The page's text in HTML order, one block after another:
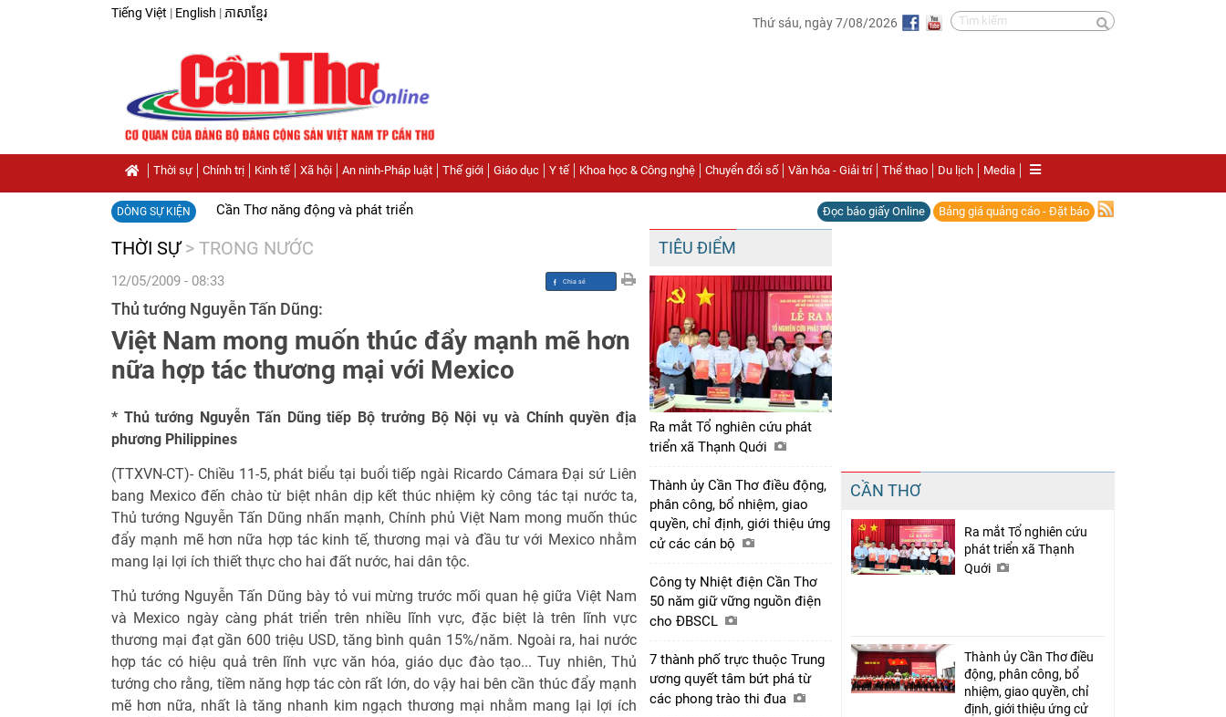
Tiếng Việt | English | ភាសាខ្មែរ
Thứ sáu, ngày 7/08/2026
Thời sự Chính trị Kinh tế Xã hội An ninh-Pháp luật Thế giới Giáo dục Y tế Khoa học & Công nghệ Chuyển đổi số Văn hóa - Giải trí Thể thao Du lịch Media
DÒNG SỰ KIỆN Cần Thơ năng động và phát triển Đọc báo giấy Online Bảng giá quảng cáo - Đặt báo
THỜI SỰ > TRONG NƯỚC
12/05/2009 - 08:33
Chia sẻ
Thủ tướng Nguyễn Tấn Dũng:
Việt Nam mong muốn thúc đẩy mạnh mẽ hơn
nữa hợp tác thương mại với Mexico
* Thủ tướng Nguyễn Tấn Dũng tiếp Bộ trưởng Bộ Nội vụ và Chính quyền địa
phương Philippines
(TTXVN-CT)- Chiều 11-5, phát biểu tại buổi tiếp ngài Ricardo Cámara Đại sứ Liên
bang Mexico đến chào từ biệt nhân dịp kết thúc nhiệm kỳ công tác tại nước ta,
Thủ tướng Nguyễn Tấn Dũng nhấn mạnh, Chính phủ Việt Nam mong muốn thúc
đẩy mạnh mẽ hơn nữa hợp tác kinh tế, thương mại và đầu tư với Mexico nhằm
mang lại lợi ích thiết thực cho hai đất nước, hai dân tộc.
Thủ tướng Nguyễn Tấn Dũng bày tỏ vui mừng trước mối quan hệ giữa Việt Nam
và Mexico ngày càng phát triển trên nhiều lĩnh vực, đặc biệt là trên lĩnh vực
thương mại đạt gần 600 triệu USD, tăng bình quân 15%/năm. Ngoài ra, hai nước
hợp tác có hiệu quả trên lĩnh vực văn hóa, giáo dục đào tạo... Tuy nhiên, Thủ
tướng cho rằng, tiềm năng hợp tác còn rất lớn, do vậy hai bên cần thúc đẩy mạnh
mẽ hơn nữa, nhất là tăng nhanh kim ngạch thương mại nhằm mang lại lợi ích
TIÊU ĐIỂM
Ra mắt Tổ nghiên cứu phát
triển xã Thạnh Quới
Thành ủy Cần Thơ điều động,
phân công, bổ nhiệm, giao
quyền, chỉ định, giới thiệu ứng
cử các cán bộ
Công ty Nhiệt điện Cần Thơ
50 năm giữ vững nguồn điện
cho ĐBSCL
7 thành phố trực thuộc Trung
ương quyết tâm bứt phá từ
các phong trào thi đua
CẦN THƠ
Ra mắt Tổ nghiên cứu
phát triển xã Thạnh
Quới
Thành ủy Cần Thơ điều
động, phân công, bổ
nhiệm, giao quyền, chỉ
định, giới thiệu ứng cử